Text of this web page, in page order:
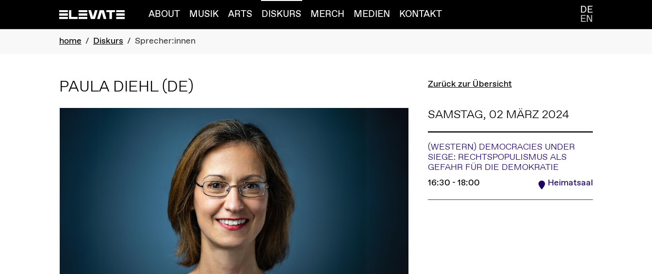
ABOUT MUSIK ARTS DISKURS MERCH MEDIEN KONTAKT DE
EN
You are here:
home Diskurs Sprecher:innen
PAULA DIEHL(DE) Zurück zur Übersicht
SAMSTAG, 02 MÄRZ 2024
(WESTERN) DEMOCRACIES UNDER
SIEGE: RECHTSPOPULISMUS ALS
GEFAHR FÜR DIE DEMOKRATIE
16:30 - 18:00
Heimatsaal